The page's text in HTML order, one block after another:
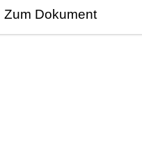
Zum Dokument